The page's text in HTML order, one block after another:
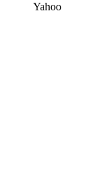
Yahoo